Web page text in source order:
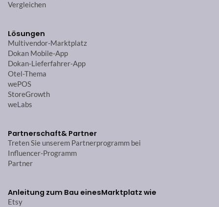
Vergleichen
Lösungen
Multivendor-Marktplatz
Dokan Mobile-App
Dokan-Lieferfahrer-App
Otel-Thema
wePOS
StoreGrowth
weLabs
Partnerschaft& Partner
Treten Sie unserem Partnerprogramm bei
Influencer-Programm
Partner
Anleitung zum Bau einesMarktplatz wie
Etsy